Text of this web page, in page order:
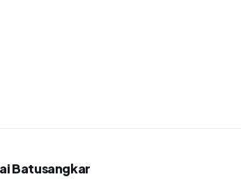
Batusangkar